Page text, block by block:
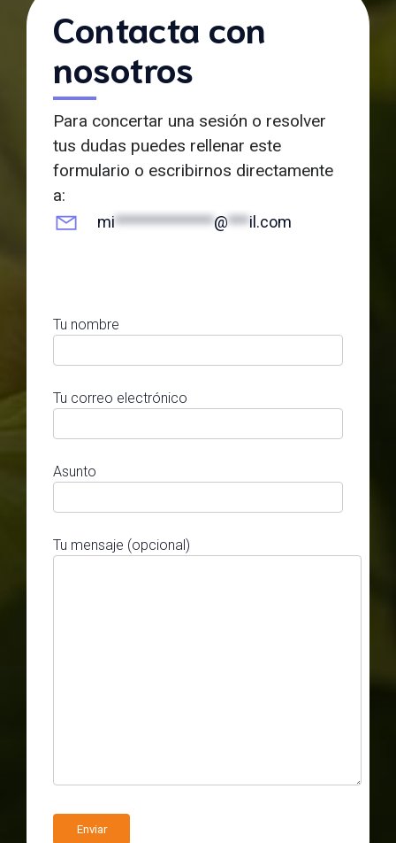
Contacta con
nosotros
Para concertar una sesión o resolver
tus dudas puedes rellenar este
formulario o escribirnos directamente
a:
mi**************@***il.com
Tu nombre
Tu correo electrónico
Asunto
Tu mensaje (opcional)